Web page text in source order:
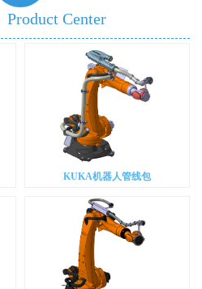
Product Center
KUKA机器人管线包